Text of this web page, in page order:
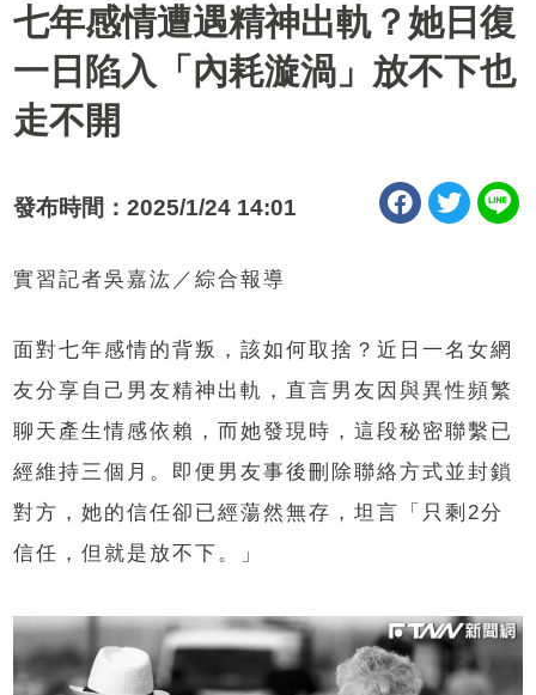
七年感情遭遇精神出軌？她日復
一日陷入「內耗漩渦」放不下也
走不開
發布時間：2025/1/24 14:01
實習記者吳嘉汯／綜合報導
面對七年感情的背叛，該如何取捨？近日一名女網
友分享自己男友精神出軌，直言男友因與異性頻繁
聊天產生情感依賴，而她發現時，這段秘密聯繫已
經維持三個月。即便男友事後刪除聯絡方式並封鎖
對方，她的信任卻已經蕩然無存，坦言「只剩2分
信任，但就是放不下。」